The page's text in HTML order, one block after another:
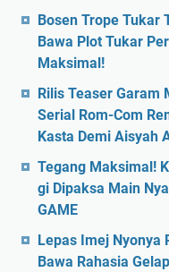
Bosen Trope Tukar
Bawa Plot Tukar
Maksimal!
Rilis Teaser Garam
Serial Rom-Com
Kasta Demi Aisyah
Tegang Maksimal!
gi Dipaksa Main
GAME
Lepas Imej Nyonya
Bawa Rahasia